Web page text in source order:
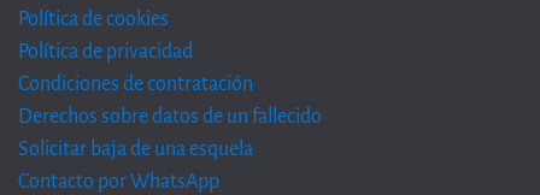
Política de cookies
Política de privacidad
Condiciones de contratación
Derechos sobre datos de un fallecido
Solicitar baja de una esquela
Contacto por WhatsApp